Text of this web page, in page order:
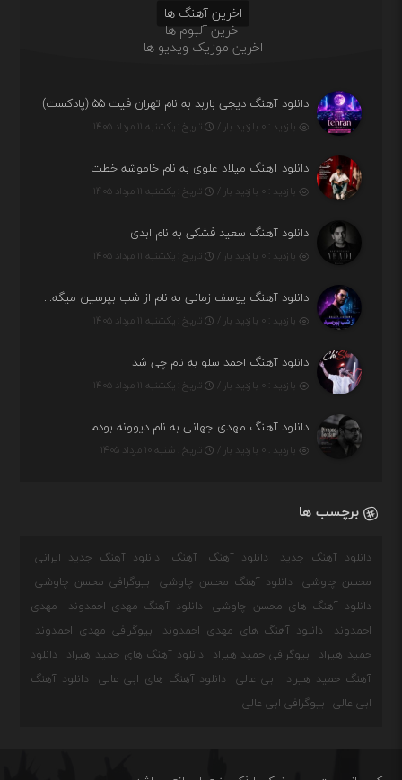
اخرین آهنگ ها
اخرین آلبوم ها
اخرین موزیک ویدیو ها
دانلود آهنگ دیجی باربد به نام تهران فیت ۵۵ (پادکست)
بازدید : ۰ بازدید بار / تاریخ : یکشنبه ۱۱ مرداد ۱۴۰۵
دانلود آهنگ میلاد علوی به نام خاموشه خطت
بازدید : ۰ بازدید بار / تاریخ : یکشنبه ۱۱ مرداد ۱۴۰۵
دانلود آهنگ سعید فشکی به نام ابدی
بازدید : ۰ بازدید بار / تاریخ : یکشنبه ۱۱ مرداد ۱۴۰۵
دانلود آهنگ یوسف زمانی به نام از شب بپرسین میگه چه روزگاری دارم
بازدید : ۰ بازدید بار / تاریخ : یکشنبه ۱۱ مرداد ۱۴۰۵
دانلود آهنگ احمد سلو به نام چی شد
بازدید : ۰ بازدید بار / تاریخ : یکشنبه ۱۱ مرداد ۱۴۰۵
دانلود آهنگ مهدی جهانی به نام دیوونه بودم
بازدید : ۰ بازدید بار / تاریخ : شنبه ۱۰ مرداد ۱۴۰۵
برچسب ها
دانلود آهنگ جدید دانلود آهنگ آهنگ
دانلود آهنگ جدید ایرانی
محسن چاوشی
دانلود آهنگ محسن چاوشی
بیوگرافی محسن چاوشی
دانلود آهنگ های محسن چاوشی
دانلود آهنگ مهدی احمدوند
مهدی
احمدوند
دانلود آهنگ های مهدی احمدوند
بیوگرافی مهدی احمدوند
حمید هیراد
بیوگرافی حمید هیراد دانلود آهنگ های حمید هیراد
دانلود
آهنگ حمید هیراد
ابی عالی دانلود آهنگ های ابی عالی
دانلود آهنگ
ابی عالی
بیوگرافی ابی عالی